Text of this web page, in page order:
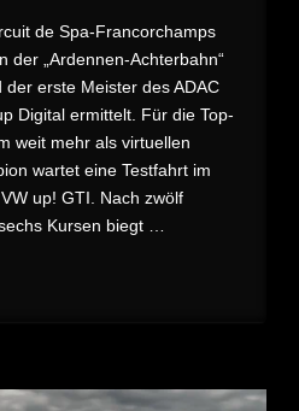
de Spa-Francorchamps
der „Ardennen-Achterbahn“
erste Meister des ADAC
Digital ermittelt. Für die Top-
weit mehr als virtuellen
wartet eine Testfahrt im
up! GTI. Nach zwölf
Kursen biegt …